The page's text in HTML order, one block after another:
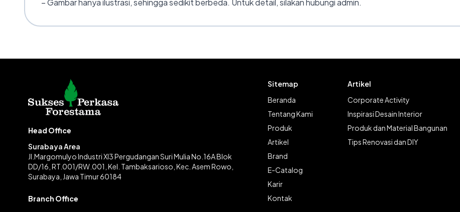
– Gambar hanya ilustrasi, sehingga sedikit berbeda. Untuk detail, silakan hubungi admin.
Head Office
Surabaya Area
Jl.Margomulyo Industri XI3 Pergudangan Suri Mulia No.16A Blok
DD/16, RT.001/RW.001, Kel. Tambaksarioso, Kec. Asem Rowo,
Surabaya, Jawa Timur 60184
Branch Office
Sitemap
Beranda
Tentang Kami
Produk
Artikel
Brand
E-Catalog
Karir
Kontak
Artikel
Corporate Activity
Inspirasi Desain Interior
Produk dan Material Bangunan
Tips Renovasi dan DIY